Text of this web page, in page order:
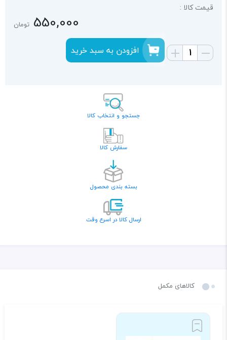
قیمت کالا :
550,000 تومان
افزودن به سبد خرید
جستجو و انتخاب کالا
سفارش کالا
بسته بندی محصول
ارسال کالا در اسرع وقت
کالاهای مکمل